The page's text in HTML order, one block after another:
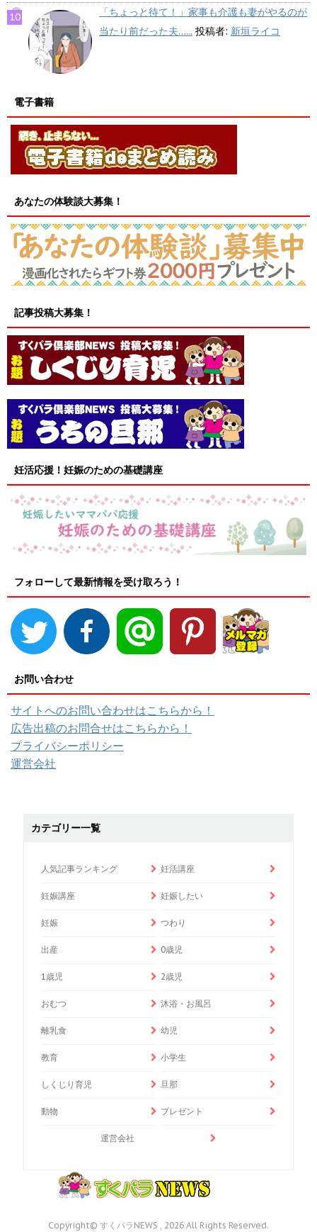
「ちょっと待て！」家事も介護も妻がやるのが
当たり前だった夫…... 投稿者: 新垣ライコ
電子書籍
あなたの体験談大募集！
記事投稿大募集！
妊活応援！妊娠のための基礎講座
フォローして最新情報を受け取ろう！
お問い合わせ
サイトへのお問い合わせはこちらから！
広告出稿のお問合せはこちらから！
プライバシーポリシー
運営会社
カテゴリー一覧
人気記事ランキング 妊活講座
妊娠講座 妊娠したい
妊娠 つわり
出産 0歳児
1歳児 2歳児
おむつ 沐浴・お風呂
離乳食 幼児
教育 小学生
しくじり育児 旦那
動物 プレゼント
運営会社
Copyright© すくパラNEWS , 2026 All Rights Reserved.